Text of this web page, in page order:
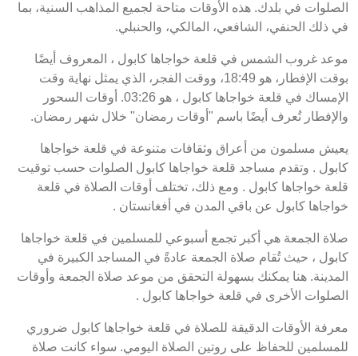
الصلوات في بلدك. هذه الأوقات متاحة لجميع المذاهب السنية، بما
في ذلك الحنفي، الشافعي، المالكي، والحنبلي.
موعد غروب الشمس في قلعة خواجاها كابول ، المعروف أيضًا
بوقت الإفطار، هو 18:49، ووقت الفجر، الذي يمثل نهاية وقت
الإمساك في قلعة خواجاها كابول ، هو 03:26. أوقات السحور
والإفطار تُعرف أيضًا باسم "أوقات رمضان" خلال شهر رمضان.
يعيش مسلمون من أعراق وثقافات متنوعة في قلعة خواجاها
كابول . وتقدم مساجد قلعة خواجاها كابول الصلوات حسب توقيت
قلعة خواجاها كابول . ومع ذلك، تختلف أوقات الصلاة في قلعة
خواجاها كابول عن باقي المدن في أفغانستان .
صلاة الجمعة هي أكبر تجمع أسبوعي للمسلمين في قلعة خواجاها
كابول ، حيث تُقام صلاة الجمعة عادةً في المساجد الكبيرة في
المدينة. هنا يمكنك بسهولة التحقق من موعد صلاة الجمعة وأوقات
الصلوات الأخرى في قلعة خواجاها كابول .
معرفة الأوقات الدقيقة للصلاة في قلعة خواجاها كابول ضروري
للمسلمين للحفاظ على روتين الصلاة اليومي. سواء كانت صلاة